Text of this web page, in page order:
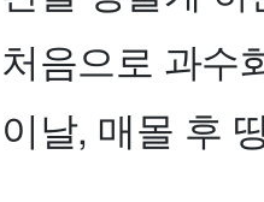
처음으로 과수
이날, 매몰 후